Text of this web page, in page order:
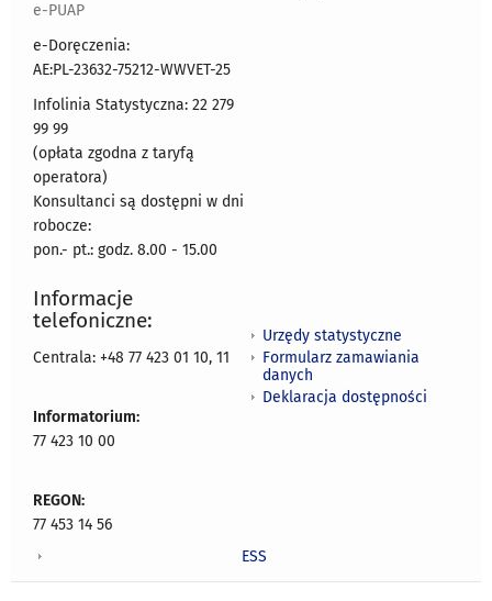
e-PUAP
e-Doręczenia:
AE:PL-23632-75212-WWVET-25
Infolinia Statystyczna: 22 279
99 99
(opłata zgodna z taryfą
operatora)
Konsultanci są dostępni w dni
robocze:
pon.- pt.: godz. 8.00 - 15.00
Informacje
telefoniczne:
Centrala: +48 77 423 01 10, 11
Informatorium:
77 423 10 00
REGON:
77 453 14 56
Urzędy statystyczne
Formularz zamawiania
danych
Deklaracja dostępności
ESS